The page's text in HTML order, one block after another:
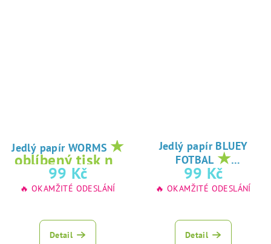
Jedlý papír WORMS ★
oblíbený tisk na
jedlý papír
99 Kč
🔥 OKAMŽITÉ ODESLÁNÍ
Detail
Jedlý papír BLUEY
FOTBAL ★
oblíbený tisk na
jedlý papír
99 Kč
🔥 OKAMŽITÉ ODESLÁNÍ
Detail